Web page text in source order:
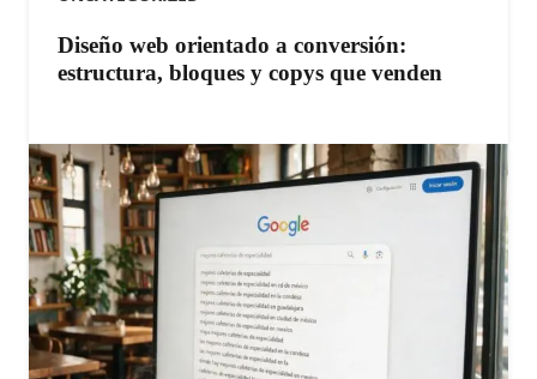
Diseño web orientado a conversión:
estructura, bloques y copys que venden